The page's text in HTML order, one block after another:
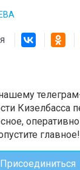
Кизелбасса
главное!
Присоединиться